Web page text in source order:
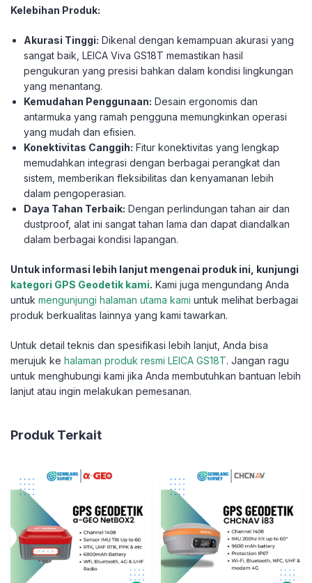
Kelebihan Produk:
Akurasi Tinggi: Dikenal dengan kemampuan akurasi yang
sangat baik, LEICA Viva GS18T memastikan hasil
pengukuran yang presisi bahkan dalam kondisi lingkungan
yang menantang.
Kemudahan Penggunaan: Desain ergonomis dan
antarmuka yang ramah pengguna memungkinkan operasi
yang mudah dan efisien.
Konektivitas Canggih: Fitur konektivitas yang lengkap
memudahkan integrasi dengan berbagai perangkat dan
sistem, memberikan fleksibilitas dan kenyamanan lebih
dalam pengoperasian.
Daya Tahan Terbaik: Dengan perlindungan tahan air dan
dustproof, alat ini sangat tahan lama dan dapat diandalkan
dalam berbagai kondisi lapangan.
Untuk informasi lebih lanjut mengenai produk ini, kunjungi
kategori GPS Geodetik kami. Kami juga mengundang Anda
untuk mengunjungi halaman utama kami untuk melihat berbagai
produk berkualitas lainnya yang kami tawarkan.
Untuk detail teknis dan spesifikasi lebih lanjut, Anda bisa
merujuk ke halaman produk resmi LEICA GS18T. Jangan ragu
untuk menghubungi kami jika Anda membutuhkan bantuan lebih
lanjut atau ingin melakukan pemesanan.
Produk Terkait